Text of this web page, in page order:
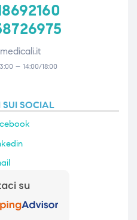
– 14:00/18:00
SOCIAL